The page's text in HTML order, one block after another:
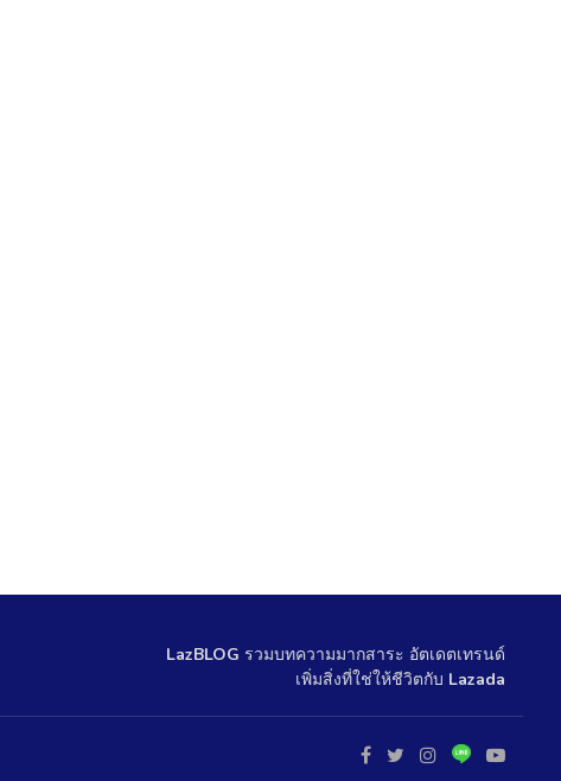
LazBLOG รวมบทความมากสาระ อัตเดตเทรนด์
เพิ่มสิ่งที่ใช่ให้ชีวิตกับ Lazada